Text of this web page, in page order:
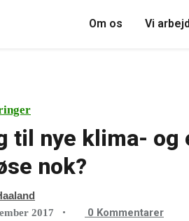
Om os Vi
til nye klima- og
nok?
2017 • 0 Kommentarer